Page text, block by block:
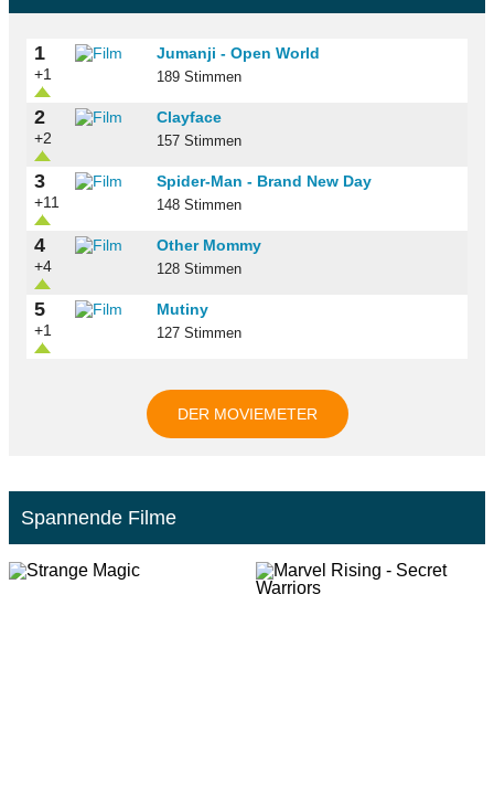
1
+1
Jumanji - Open World
189 Stimmen
2
+2
Clayface
157 Stimmen
3
+11
Spider-Man - Brand New Day
148 Stimmen
4
+4
Other Mommy
128 Stimmen
5
+1
Mutiny
127 Stimmen
DER MOVIEMETER
Spannende Filme